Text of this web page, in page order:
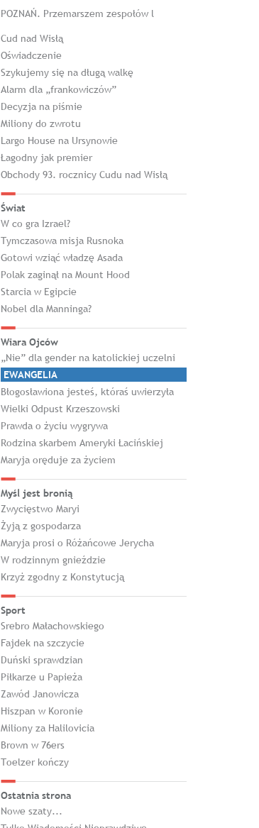
POZNAŃ. Przemarszem zespołów l
Cud nad Wisłą
Oświadczenie
Szykujemy się na długą walkę
Alarm dla „frankowiczów”
Decyzja na piśmie
Miliony do zwrotu
Largo House na Ursynowie
Łagodny jak premier
Obchody 93. rocznicy Cudu nad Wisłą
Świat
W co gra Izrael?
Tymczasowa misja Rusnoka
Gotowi wziąć władzę Asada
Polak zaginął na Mount Hood
Starcia w Egipcie
Nobel dla Manninga?
Wiara Ojców
„Nie” dla gender na katolickiej uczelni
EWANGELIA
Błogosławiona jesteś, któraś uwierzyła
Wielki Odpust Krzeszowski
Prawda o życiu wygrywa
Rodzina skarbem Ameryki Łacińskiej
Maryja oręduje za życiem
Myśl jest bronią
Zwycięstwo Maryi
Żyją z gospodarza
Maryja prosi o Różańcowe Jerycha
W rodzinnym gnieździe
Krzyż zgodny z Konstytucją
Sport
Srebro Małachowskiego
Fajdek na szczycie
Duński sprawdzian
Piłkarze u Papieża
Zawód Janowicza
Hiszpan w Koronie
Miliony za Halilovicia
Brown w 76ers
Toelzer kończy
Ostatnia strona
Nowe szaty...